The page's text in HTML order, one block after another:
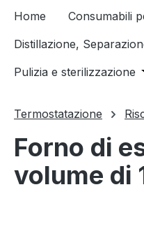
Home Consumabili
Distillazione,
Pulizia e sterilizzazione
Termostatazione
Forno di
volume di